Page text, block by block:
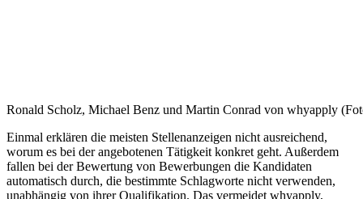
Ronald Scholz, Michael Benz und Martin Conrad von whyapply
Einmal erklären die meisten Stellenanzeigen nicht ausreichend,
worum es bei der angebotenen Tätigkeit konkret geht. Außerdem
fallen bei der Bewertung von Bewerbungen die Kandidaten
automatisch durch, die bestimmte Schlagworte nicht verwenden,
unabhängig von ihrer Qualifikation. Das vermeidet whyapply,